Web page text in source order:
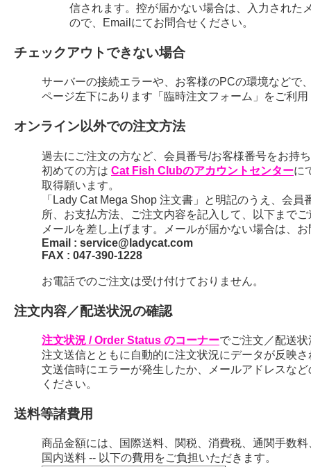
信されます。控が届かない場合は、入力された
ので、Emailにてお問合せください。
チェックアウトできない場合
サーバーの接続エラーや、お客様のPCの環境などで
ページ左下にあります「臨時注文フォーム」をご利
オンライン以外での注文方法
過去にご注文の方など、会員番号/お客様番号をお持
初めての方は Cat Fish Clubのアカウントセンターに
取得願います。
「Lady Cat Mega Shop 注文書」と明記のうえ、会
所、お支払方法、ご注文内容を記入して、以下まで
メールを差し上げます。メールが届かない場合は、
Email : service@ladycat.com
FAX : 047-390-1228
お電話でのご注文は受け付けておりません。
注文内容／配送状況の確認
注文状況 / Order Status のコーナーでご注文／配送
注文送信とともに自動的に注文状況にデータが反映
文送信時にエラーが発生したか、メールアドレスな
ください。
送料等諸費用
商品金額には、国際送料、関税、消費税、通関手数
国内送料 -- 以下の費用をご負担いただきます。